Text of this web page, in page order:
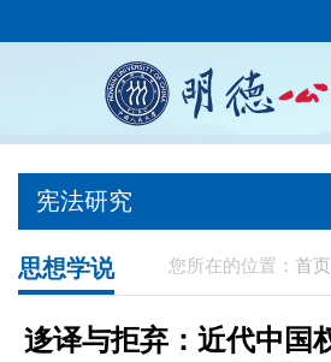
宪法研究
您所在的位置： 首页
思想学说
迻译与拒弃：近代中国